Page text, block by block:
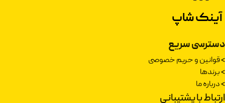
آینک شاپ
دسترسی سریع
>قوانین و حریم خصوصی
>برندها
>درباره ما
ارتباط با پشتیبانی